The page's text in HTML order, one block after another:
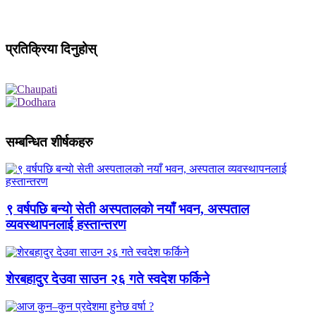
प्रतिक्रिया दिनुहोस्
सम्बन्धित शीर्षकहरु
९ वर्षपछि बन्यो सेती अस्पतालको नयाँ भवन, अस्पताल
व्यवस्थापनलाई हस्तान्तरण
शेरबहादुर देउवा साउन २६ गते स्वदेश फर्किने